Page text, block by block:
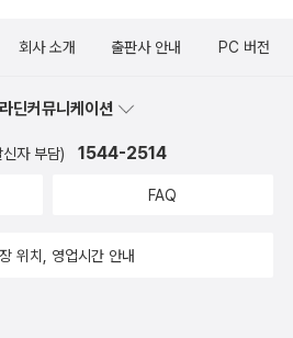
회사 소개 출판사 안내 PC 버전
딘커뮤니케이션
자 부담) 1544-2514
FAQ
위치, 영업시간 안내